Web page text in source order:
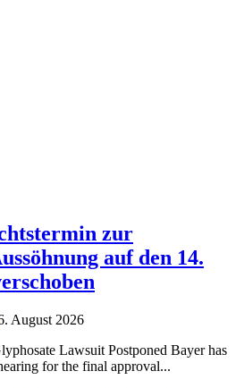
zur
auf den 14.
August 2026
Lawsuit Postponed Bayer has
for the final approval...